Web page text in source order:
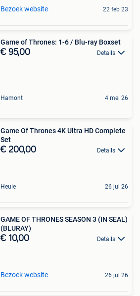
Bezoek website 22 feb 23
Game of Thrones: 1-6 / Blu-ray Boxset
€ 95,00 Details
Hamont 4 mei 26
Game Of Thrones 4K Ultra HD Complete
Set
€ 200,00 Details
Heule 26 jul 26
GAME OF THRONES SEASON 3 (IN SEAL)
(BLURAY)
€ 10,00 Details
Bezoek website 26 jul 26